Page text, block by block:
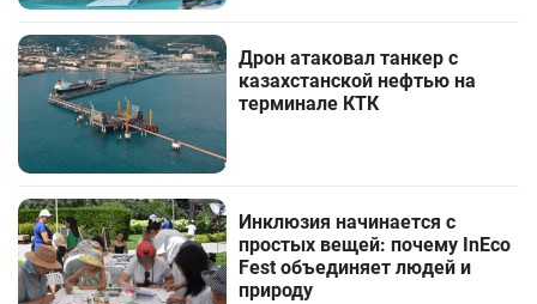
Дрон атаковал танкер с
казахстанской нефтью на
терминале КТК
Инклюзия начинается с
простых вещей: почему InEco
Fest объединяет людей и
природу